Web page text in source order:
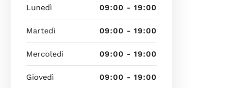
Lunedì 09:00 - 19:00
Martedì 09:00 - 19:00
Mercoledì 09:00 - 19:00
Giovedì 09:00 - 19:00